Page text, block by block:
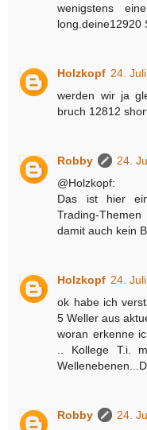
wenigstens
long.deine12920
Holzkopf 24.
werden wir ja
bruch 12812
Robby
24.
@Holzkopf:
Das ist hier
Trading-
damit auch kein
Holzkopf 24.
ok habe ich
5 Weller aus
woran erkenne
.. Kollege T.i.
Robby
24.